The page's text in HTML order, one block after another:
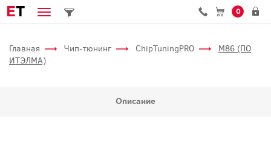
ET 0
Главная Чип-тюнинг ChipTuningPRO
M86 (ПО
ИТЭЛМА)
Описание